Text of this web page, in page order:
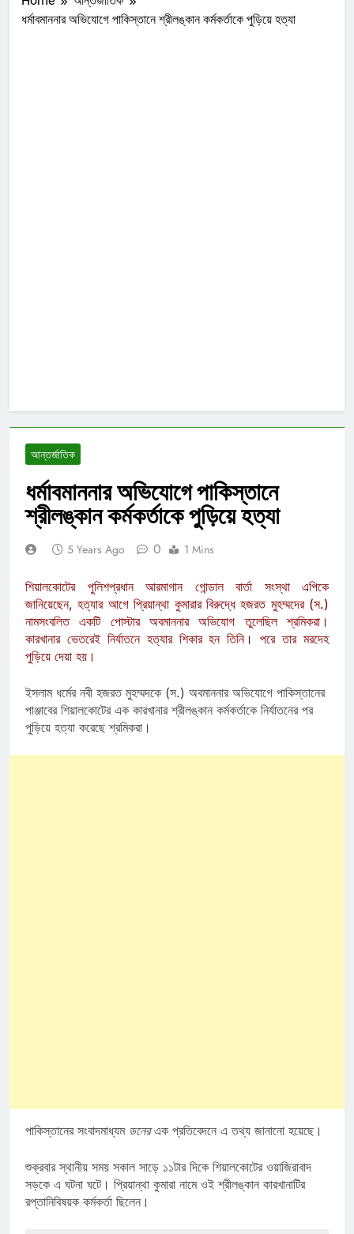
ধর্মাবমাননার অভিযোগে পাকিস্তানে শ্রীলঙ্কান কর্মকর্তাকে পুড়িয়ে হত্যা
আন্তর্জাতিক
ধর্মাবমাননার অভিযোগে পাকিস্তানে
শ্রীলঙ্কান কর্মকর্তাকে পুড়িয়ে হত্যা
5 Years Ago 0 1 Mins
শিয়ালকোটের পুলিশপ্রধান আরমাগান গোন্ডাল বার্তা সংস্থা এপিকে
জানিয়েছেন, হত্যার আগে প্রিয়ান্থা কুমারার বিরুদ্ধে হজরত মুহম্মদের (স.)
নামসংবলিত একটি পোস্টার অবমাননার অভিযোগ তুলেছিল শ্রমিকরা।
কারখানার ভেতরেই নির্যাতনে হত্যার শিকার হন তিনি। পরে তার মরদেহ
পুড়িয়ে দেয়া হয়।
ইসলাম ধর্মের নবী হজরত মুহম্মদকে (স.) অবমাননার অভিযোগে পাকিস্তানের
পাঞ্জাবের শিয়ালকোটের এক কারখানার শ্রীলঙ্কান কর্মকর্তাকে নির্যাতনের পর
পুড়িয়ে হত্যা করেছে শ্রমিকরা।
পাকিস্তানের সংবাদমাধ্যম ডনেরএক প্রতিবেদনে এ তথ্য জানানো হয়েছে।
শুক্রবার স্থানীয় সময় সকাল সাড়ে ১১টার দিকে শিয়ালকোটের ওয়াজিরাবাদ
সড়কে এ ঘটনা ঘটে। প্রিয়ান্থা কুমারা নামে ওই শ্রীলঙ্কান কারখানাটির
রপ্তানিবিষয়ক কর্মকর্তা ছিলেন।